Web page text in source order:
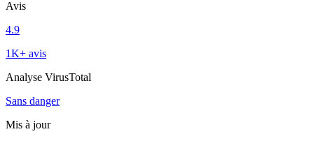
Avis
4.9
1K+ avis
Analyse VirusTotal
Sans danger
Mis à jour